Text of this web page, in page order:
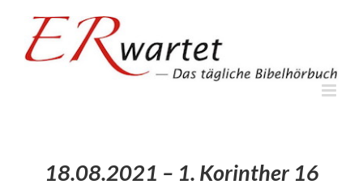
springen
18.08.2021 – 1. Korinther 16